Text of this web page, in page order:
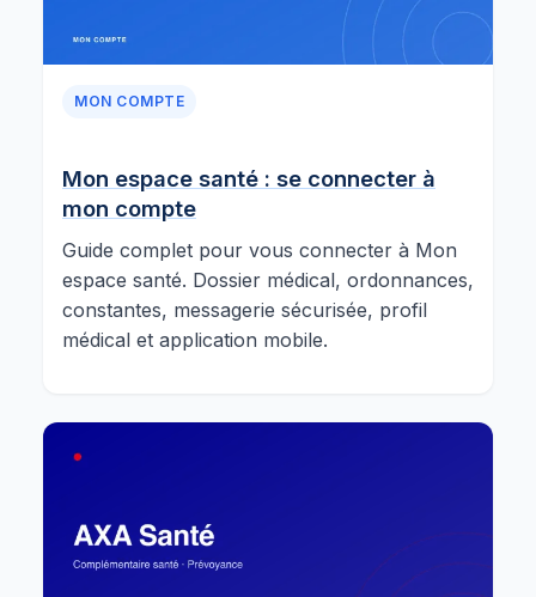
MON COMPTE
Mon espace santé : se connecter à
mon compte
Guide complet pour vous connecter à Mon
espace santé. Dossier médical, ordonnances,
constantes, messagerie sécurisée, profil
médical et application mobile.